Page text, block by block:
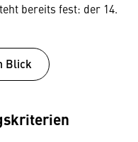
bereits fest: der 14.
Blick